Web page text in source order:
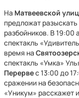
На Матвеевской
предложат
разбойников. В 19:00
спектакль
время на
спектакль «Умка»
Перервес 13:00 до
сражении на
«Уникум» расскажет